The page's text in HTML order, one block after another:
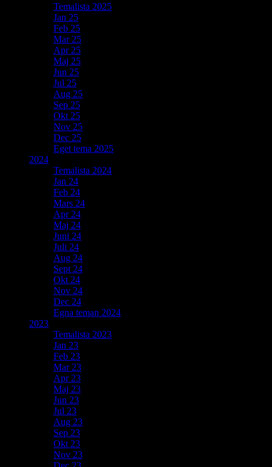
Temalista 2025
Jan 25
Feb 25
Mar 25
Apr 25
Maj 25
Jun 25
Jul 25
Aug 25
Sep 25
Okt 25
Nov 25
Dec 25
Eget tema 2025
2024
Temalista 2024
Jan 24
Feb 24
Mars 24
Apr 24
Maj 24
Juni 24
Juli 24
Aug 24
Sept 24
Okt 24
Nov 24
Dec 24
Egna teman 2024
2023
Temalista 2023
Jan 23
Feb 23
Mar 23
Apr 23
Maj 23
Jun 23
Jul 23
Aug 23
Sep 23
Okt 23
Nov 23